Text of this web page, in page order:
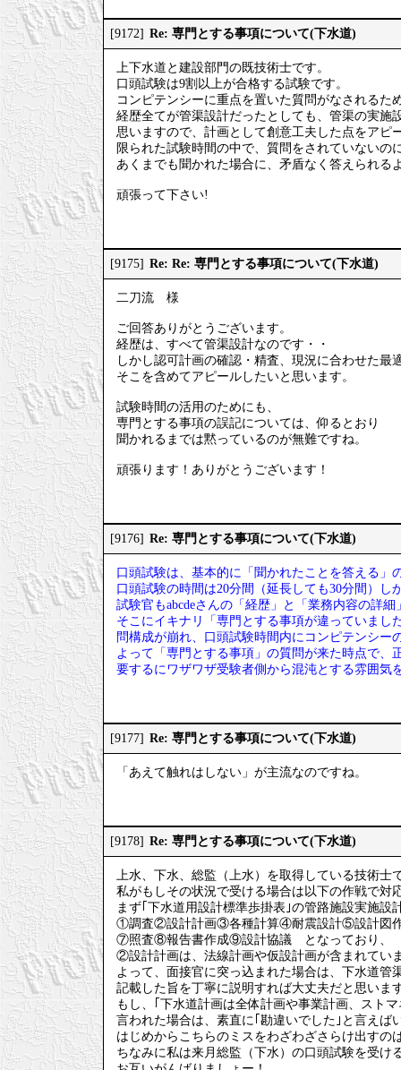
[9172] Re: 専門とする事項について(下水道)
上下水道と建設部門の既技術士です。
口頭試験は9割以上が合格する試験です。
コンピテンシーに重点を置いた質問がなされる
経歴全てが管渠設計だったとしても、管渠の実施
思いますので、計画として創意工夫した点をアピ
限られた試験時間の中で、質問をされていないの
あくまでも聞かれた場合に、矛盾なく答えられる
頑張って下さい!
[9175] Re: Re: 専門とする事項について(下水道)
二刀流 様
ご回答ありがとうございます。
経歴は、すべて管渠設計なのです・・
しかし認可計画の確認・精査、現況に合わせた最
そこを含めてアピールしたいと思います。
試験時間の活用のためにも、
専門とする事項の誤記については、仰るとおり
聞かれるまでは黙っているのが無難ですね。
頑張ります！ありがとうございます！
[9176] Re: 専門とする事項について(下水道)
口頭試験は、基本的に「聞かれたことを答える」
口頭試験の時間は20分間（延長しても30分間）し
試験官もabcdeさんの「経歴」と「業務内容の詳
そこにイキナリ「専門とする事項が違っていま
問構成が崩れ、口頭試験時間内にコンピテンシー
よって「専門とする事項」の質問が来た時点で、
要するにワザワザ受験者側から混沌とする雰囲気
[9177] Re: 専門とする事項について(下水道)
「あえて触れはしない」が主流なのですね。
[9178] Re: 専門とする事項について(下水道)
上水、下水、総監（上水）を取得している技術士
私がもしその状況で受ける場合は以下の作戦で対
まず｢下水道用設計標準歩掛表｣の管路施設実施設
①調査②設計計画③各種計算④耐震設計⑤設計図
⑦照査⑧報告書作成⑨設計協議 となっており、
②設計計画は、法線計画や仮設計画が含まれてい
よって、面接官に突っ込まれた場合は、下水道管
記載した旨を丁寧に説明すれば大丈夫だと思いま
もし、｢下水道計画は全体計画や事業計画、スト
言われた場合は、素直に｢勘違いでした｣と言えば
はじめからこちらのミスをわざわざさらけ出すの
ちなみに私は来月総監（下水）の口頭試験を受け